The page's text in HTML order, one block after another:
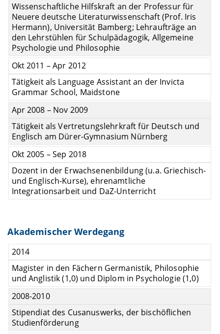
Wissenschaftliche Hilfskraft an der Professur für
Neuere deutsche Literaturwissenschaft (Prof. Iris
Hermann), Universität Bamberg; Lehraufträge an
den Lehrstühlen für Schulpädagogik, Allgemeine
Psychologie und Philosophie
Okt 2011 – Apr 2012
Tätigkeit als Language Assistant an der Invicta
Grammar School, Maidstone
Apr 2008 – Nov 2009
Tätigkeit als Vertretungslehrkraft für Deutsch und
Englisch am Dürer-Gymnasium Nürnberg
Okt 2005 – Sep 2018
Dozent in der Erwachsenenbildung (u.a. Griechisch-
und Englisch-Kurse), ehrenamtliche
Integrationsarbeit und DaZ-Unterricht
Akademischer Werdegang
2014
Magister in den Fächern Germanistik, Philosophie
und Anglistik (1,0) und Diplom in Psychologie (1,0)
2008-2010
Stipendiat des Cusanuswerks, der bischöflichen
Studienförderung